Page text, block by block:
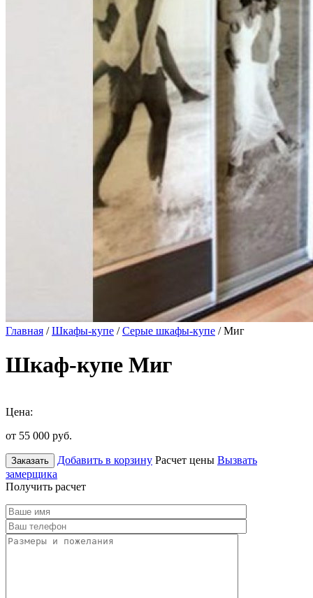
Главная /Шкафы-купе /Серые шкафы-купе / Миг
Шкаф-купе Миг
Цена:
от 55 000 руб.
Заказать Добавить в корзину Расчет цены Вызвать
замерщика
Получить расчет